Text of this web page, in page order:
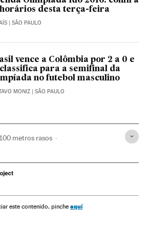
horários desta terça-feira
| SÃO PAULO
vence a Colômbia por 2 a 0 e
para a semifinal da
no futebol masculino
MONIZ | SÃO PAULO
100 metros rasos
este contenido, pinche aquí